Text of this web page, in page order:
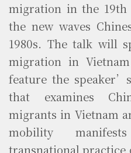
migration in the 19th
the new waves
1980s. The talk will
migration in
feature the
that examines
migrants in Vietnam
mobility
transnational practice